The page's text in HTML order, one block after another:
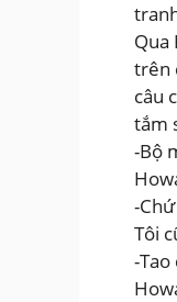
Qua
trên
câu
tắm
-Bộ
-
Tôi
-